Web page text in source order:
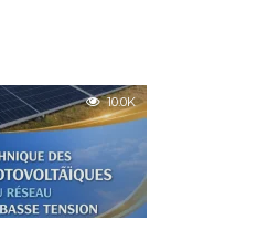
10.0K